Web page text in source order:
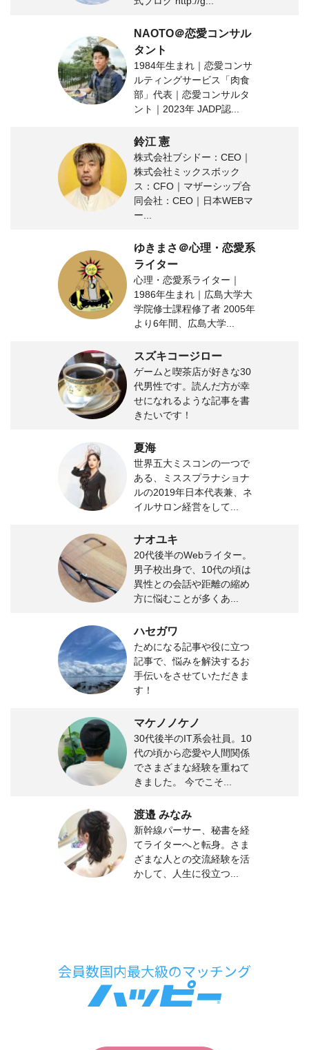
NAOTO＠恋愛コンサル
タント
1984年生まれ｜恋愛コンサ
ルティングサービス「肉食
部」代表｜恋愛コンサルタ
ント｜2023年 JADP認...
鈴江 憲
株式会社ブシドー：CEO｜
株式会社ミックスボック
ス：CFO｜マザーシップ合
同会社：CEO｜日本WEBマ
ー...
ゆきまさ＠心理・恋愛系
ライター
心理・恋愛系ライター｜
1986年生まれ｜広島大学大
学院修士課程修了者 2005年
より6年間、広島大学...
スズキコージロー
ゲームと喫茶店が好きな30
代男性です。読んだ方が幸
せになれるような記事を書
きたいです！
夏海
世界五大ミスコンの一つで
ある、ミススプラナショナ
ルの2019年日本代表兼、ネ
イルサロン経営をして...
ナオユキ
20代後半のWebライター。
男子校出身で、10代の頃は
異性との会話や距離の縮め
方に悩むことが多くあ...
ハセガワ
ためになる記事や役に立つ
記事で、悩みを解決するお
手伝いをさせていただきま
す！
マケノノケノ
30代後半のIT系会社員。10
代の頃から恋愛や人間関係
でさまざまな経験を重ねて
きました。 今でこそ...
渡邉 みなみ
新幹線パーサー、秘書を経
てライターへと転身。さま
ざまな人との交流経験を活
かして、人生に役立つ...